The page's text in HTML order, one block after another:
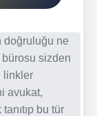
doğruluğu ne
sizden
linkler
avukat,
bu tür